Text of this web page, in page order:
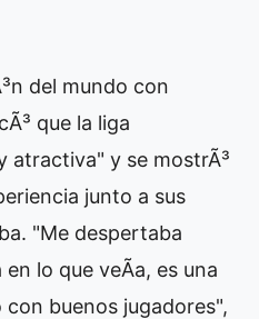
del mundo con
que la liga
atractiva" y se mostrÃ³
junto a sus
"Me despertaba
lo que veÃ­a, es una
con buenos jugadores",